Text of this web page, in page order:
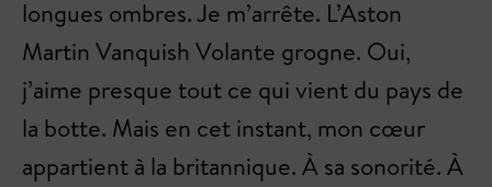
longues ombres. Je m’arrête. L’Aston
Martin Vanquish Volante grogne. Oui,
j’aime presque tout ce qui vient du pays de
la botte. Mais en cet instant, mon cœur
appartient à la britannique. À sa sonorité. À